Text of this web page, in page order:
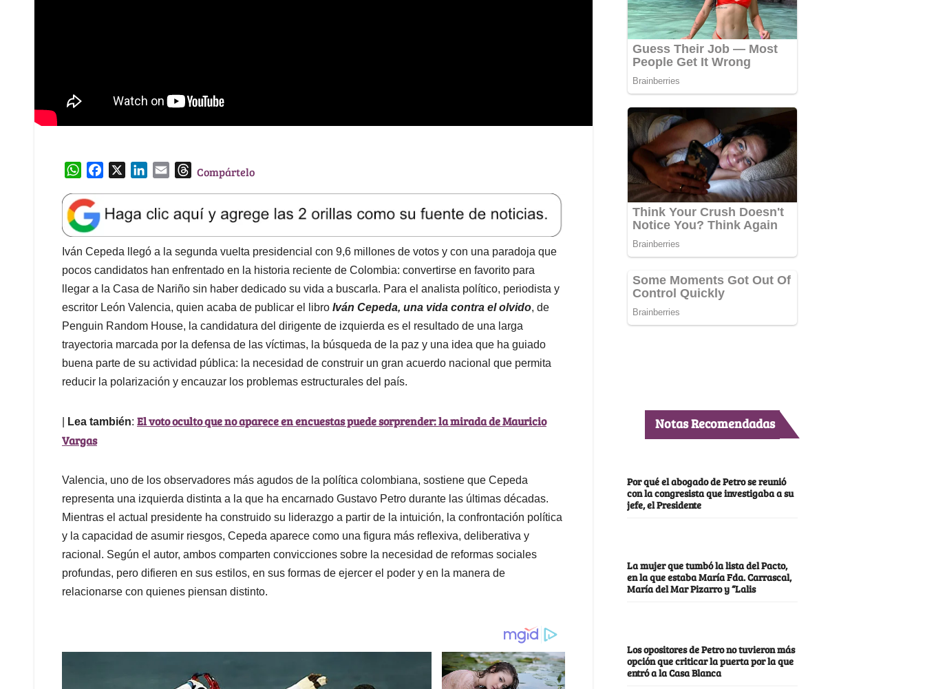
W
a
t
s
A
p
p
e
b
o
o
k
k
e
d
I
n
l
T
e
a
d
s
Compártelo
Iván Cepeda llegó a la segunda vuelta presidencial con 9,6 millones de votos y con una paradoja que
pocos candidatos han enfrentado en la historia reciente de Colombia: convertirse en favorito para
llegar a la Casa de Nariño sin haber dedicado su vida a buscarla. Para el analista político, periodista y
escritor León Valencia, quien acaba de publicar el libro Iván Cepeda, una vida contra el olvido, de
Penguin Random House, la candidatura del dirigente de izquierda es el resultado de una larga
trayectoria marcada por la defensa de las víctimas, la búsqueda de la paz y una idea que ha guiado
buena parte de su actividad pública: la necesidad de construir un gran acuerdo nacional que permita
reducir la polarización y encauzar los problemas estructurales del país.
Lea también: El voto oculto que no aparece en encuestas puede sorprender: la mirada de Mauricio
Vargas
Valencia, uno de los observadores más agudos de la política colombiana, sostiene que Cepeda
representa una izquierda distinta a la que ha encarnado Gustavo Petro durante las últimas décadas.
Mientras el actual presidente ha construido su liderazgo a partir de la intuición, la confrontación política
y la capacidad de asumir riesgos, Cepeda aparece como una figura más reflexiva, deliberativa y
racional. Según el autor, ambos comparten convicciones sobre la necesidad de reformas sociales
profundas, pero difieren en sus estilos, en sus formas de ejercer el poder y en la manera de
relacionarse con quienes piensan distinto.
Notas Recomendadas
Por qué el abogado de Petro se reunió
con la congresista que investigaba a su
jefe, el Presidente
La mujer que tumbó la lista del Pacto,
en la que estaba María Fda. Carrascal,
María del Mar Pizarro y “Lalis
Los opositores de Petro no tuvieron más
opción que criticar la puerta por la que
entró a la Casa Blanca